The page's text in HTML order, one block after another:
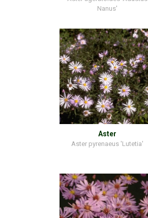
Nanus'
Aster
Aster pyrenaeus 'Lutetia'